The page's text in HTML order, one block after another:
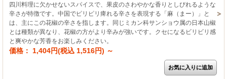
四川料理に欠かせないスパイスで、果皮のさわやかな香りとしびれるような
辛さが特徴です。中国でピリピリ痺れる辛さを表現する「麻（まー）」と
は、主にこの花椒の辛さを指します。同じミカン科サンショウ属の日本山椒
とは種類が異なり、花椒の方がより辛みが強いです。クセになるビリビリ感
と爽やかな芳香をお楽しみください。
価格： 1,404円(税込 1,516円) ～